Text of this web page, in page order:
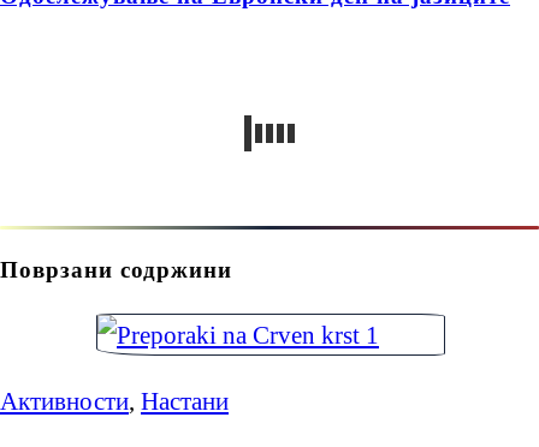
Поврзани содржини
Активности, Настани